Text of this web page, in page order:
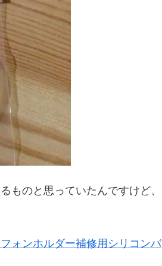
ものと思っていたんですけど、
フォンホルダー補修用シリコンバ